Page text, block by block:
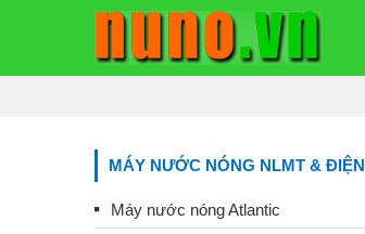
MÁY NƯỚC NÓNG NLMT & ĐIỆN
Máy nước nóng Atlantic